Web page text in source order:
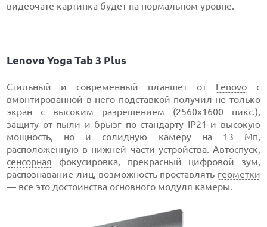
видеочате картинка будет на нормальном уровне.
Lenovo Yoga Tab 3 Plus
Стильный и современный планшет от Lenovoс
вмонтированной в него подставкой получил не только
экран с высоким разрешением (2560х1600 пикс.),
защиту от пыли и брызг по стандарту IP21 и высокую
мощность, но и солидную камеру на 13 Мп,
расположенную в нижней части устройства. Автоспуск,
сенсорная фокусировка, прекрасный цифровой зум,
распознавание лиц, возможность проставлять геометки
— все это достоинства основного модуля камеры.